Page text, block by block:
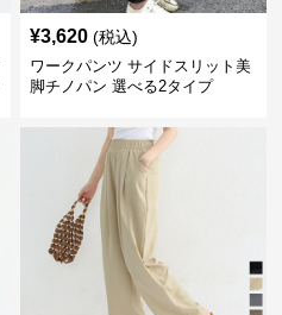
¥3,620 (税込)
ワークパンツ サイドスリット美
脚チノパン 選べる2タイプ